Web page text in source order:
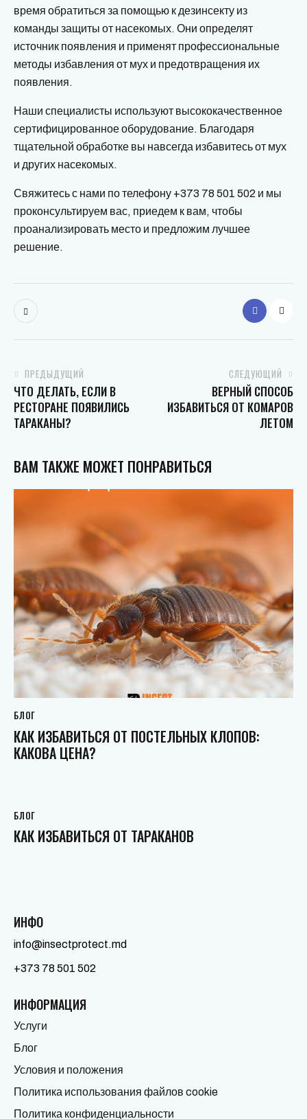
время обратиться за помощью к дезинсекту из
команды защиты от насекомых. Они определят
источник появления и применят профессиональные
методы избавления от мух и предотвращения их
появления.
Наши специалисты используют высококачественное
сертифицированное оборудование. Благодаря
тщательной обработке вы навсегда избавитесь от мух
и других насекомых.
Свяжитесь с нами по телефону +373 78 501 502 и мы
проконсультируем вас, приедем к вам, чтобы
проанализировать место и предложим лучшее
решение.
ПРЕДЫДУЩИЙ
ЧТО ДЕЛАТЬ, ЕСЛИ В
РЕСТОРАНЕ ПОЯВИЛИСЬ
ТАРАКАНЫ?
СЛЕДУЮЩИЙ
ВЕРНЫЙ СПОСОБ
ИЗБАВИТЬСЯ ОТ КОМАРОВ
ЛЕТОМ
ВАМ ТАКЖЕ МОЖЕТ ПОНРАВИТЬСЯ
БЛОГ
КАК ИЗБАВИТЬСЯ ОТ ПОСТЕЛЬНЫХ КЛОПОВ:
КАКОВА ЦЕНА?
БЛОГ
КАК ИЗБАВИТЬСЯ ОТ ТАРАКАНОВ
ИНФО
info@insectprotect.md
+373 78 501 502
ИНФОРМАЦИЯ
Услуги
Блог
Условия и положения
Политика использования файлов cookie
Политика конфиденциальности